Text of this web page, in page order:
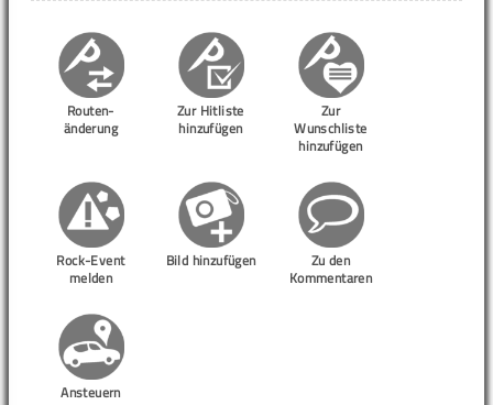
Routen-
änderung
Zur Hitliste
hinzufügen
Zur
Wunschliste
hinzufügen
Rock-Event
melden
Bild hinzufügen
Zu den
Kommentaren
Ansteuern